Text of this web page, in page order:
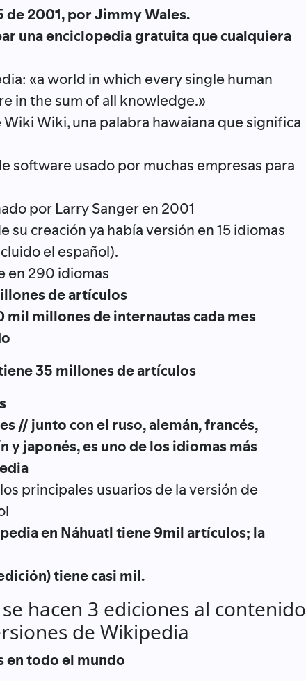
de 2001, por Jimmy Wales.
una enciclopedia gratuita que cualquiera
«a world in which every single human
in the sum of all knowledge.»
Wiki Wiki, una palabra hawaiana que significa
software usado por muchas empresas para
por Larry Sanger en 2001
su creación ya había versión en 15 idiomas
el español).
en 290 idiomas
de artículos
mil millones de internautas cada mes
35 millones de artículos
// junto con el ruso, alemán, francés,
y japonés, es uno de los idiomas más
principales usuarios de la versión de
en Náhuatl tiene 9mil artículos; la
tiene casi mil.
hacen 3 ediciones al contenido
de Wikipedia
en todo el mundo